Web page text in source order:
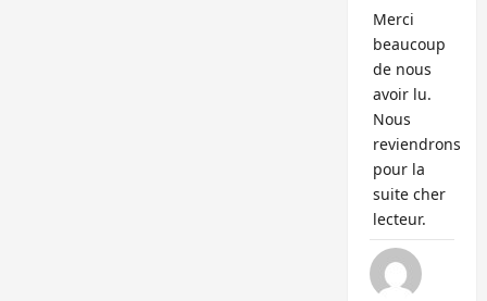
Merci
beaucoup
de nous
avoir lu.
Nous
reviendrons
pour la
suite cher
lecteur.